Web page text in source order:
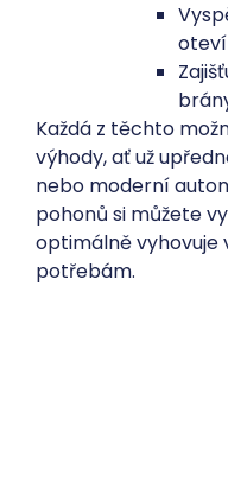
Každá z těchto
výhody, ať už
nebo moderní
pohonů si můžete
optimálně vyhovuje
potřebám.